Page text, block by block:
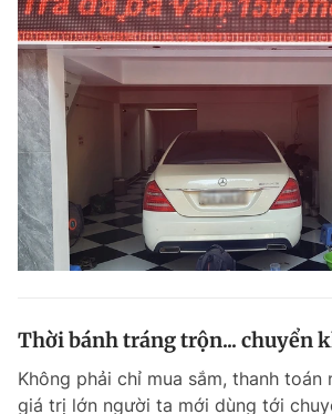
Thời bánh tráng trộn... chuyển
Không phải chỉ mua sắm, thanh toán
giá trị lớn người ta mới dùng tới